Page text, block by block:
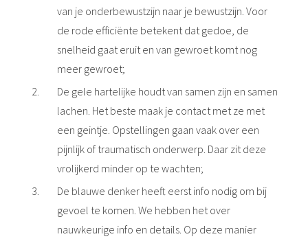
van je onderbewustzijn naar je bewustzijn. Voor
de rode efficiënte betekent dat gedoe, de
snelheid gaat eruit en van gewroet komt nog
meer gewroet;
De gele hartelijke houdt van samen zijn en samen
lachen. Het beste maak je contact met ze met
een geintje. Opstellingen gaan vaak over een
pijnlijk of traumatisch onderwerp. Daar zit deze
vrolijkerd minder op te wachten;
De blauwe denker heeft eerst info nodig om bij
gevoel te komen. We hebben het over
nauwkeurige info en details. Op deze manier